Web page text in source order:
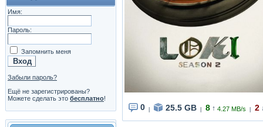
Имя:
Пароль:
Запомнить меня
Забыли пароль?
Ещё не зарегистрированы?
Можете сделать это бесплатно!
0 25.5 GB 8 ↑ 4.27 MB/s 2